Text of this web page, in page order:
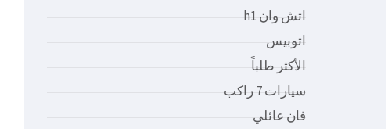
اتش وان h1
اتوبيس
الأكثر طلباً
سيارات 7 راكب
فان عائلي